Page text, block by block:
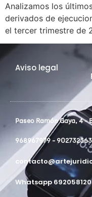
Analizamos los
derivados de
el tercer trimestre de
Aviso legal
Paseo Ramón Gaya, 4
968967979 - 902732363
Whatsapp 692058120